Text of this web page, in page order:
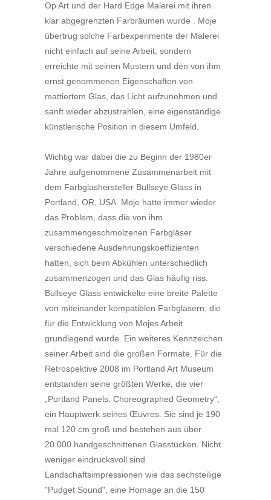
Op Art und der Hard Edge Malerei mit ihren
klar abgegrenzten Farbräumen wurde . Moje
übertrug solche Farbexperimente der Malerei
nicht einfach auf seine Arbeit, sondern
erreichte mit seinen Mustern und den von ihm
ernst genommenen Eigenschaften von
mattiertem Glas, das Licht aufzunehmen und
sanft wieder abzustrahlen, eine eigenständige
künstlerische Position in diesem Umfeld.
Wichtig war dabei die zu Beginn der 1980er
Jahre aufgenommene Zusammenarbeit mit
dem Farbglashersteller Bullseye Glass in
Portland, OR, USA. Moje hatte immer wieder
das Problem, dass die von ihm
zusammengeschmolzenen Farbgläser
verschiedene Ausdehnungskoeffizienten
hatten, sich beim Abkühlen unterschiedlich
zusammenzogen und das Glas häufig riss.
Bullseye Glass entwickelte eine breite Palette
von miteinander kompatiblen Farbgläsern, die
für die Entwicklung von Mojes Arbeit
grundlegend wurde. Ein weiteres Kennzeichen
seiner Arbeit sind die großen Formate. Für die
Retrospektive 2008 im Portland Art Museum
entstanden seine größten Werke, die vier
„Portland Panels: Choreographed Geometry“,
ein Hauptwerk seines Œuvres. Sie sind je 190
mal 120 cm groß und bestehen aus über
20.000 handgeschnittenen Glasstücken. Nicht
weniger eindrucksvoll sind
Landschaftsimpressionen wie das sechsteilige
"Pudget Sound", eine Homage an die 150